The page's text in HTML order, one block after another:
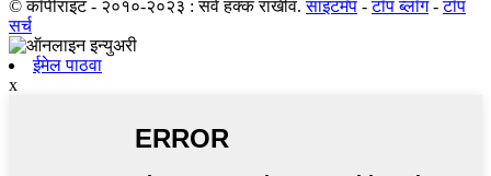
© कॉपीराइट - २०१०-२०२३ : सर्व हक्क राखीव. साइटमॅप -टॉप ब्लॉग-टॉप
सर्च
ईमेल पाठवा
x